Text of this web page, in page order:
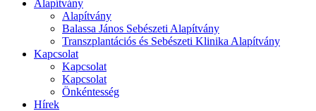
Alapítvány
Alapítvány
Balassa János Sebészeti Alapítvány
Transzplantációs és Sebészeti Klinika Alapítvány
Kapcsolat
Kapcsolat
Kapcsolat
Önkéntesség
Hírek